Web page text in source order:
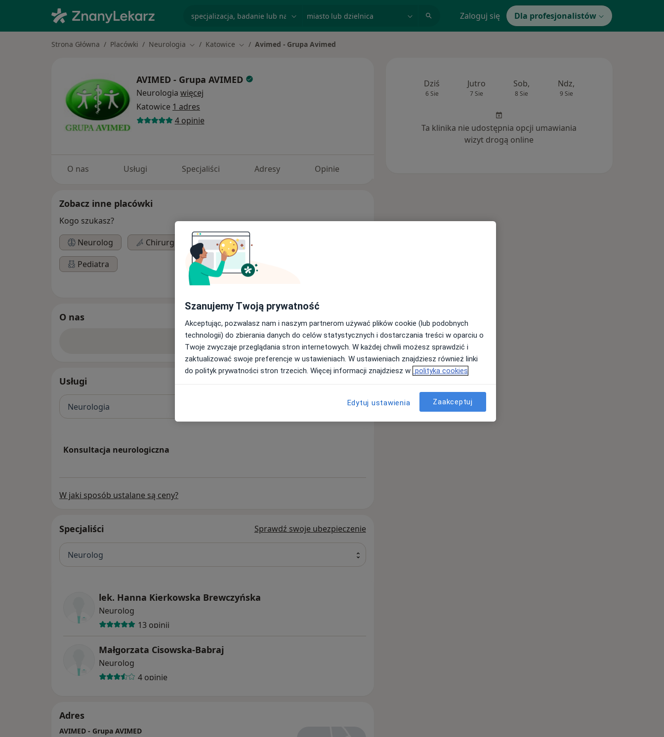
Zaloguj się Dla profesjonalistów
Strona Główna Placówki Neurologia Zmień miasto
Katowice Zmień miasto
Avimed - Grupa Avimed
AVIMED - Grupa AVIMED
Neurologia więcej
Katowice 1 adres
4 opinie
O nas Usługi Specjaliści Adresy Opinie
Zobacz inne placówki
Kogo szukasz?
Neurolog
Chirurg Okulista
Pediatra
O nas
Zobacz więcej
Usługi
Neurologia
Konsultacja neurologiczna
W jaki sposób ustalane są ceny?
Specjaliści Sprawdź swoje ubezpieczenie
Neurolog
lek. Hanna Kierkowska Brewczyńska
Neurolog
13 opinii
Małgorzata Cisowska-Babraj
Neurolog
4 opinie
Adres
AVIMED - Grupa AVIMED
Dziś
6 Sie
Jutro
7 Sie
Sob,
8 Sie
Ndz,
9 Sie
Ta klinika nie udostępnia opcji umawiania
wizyt drogą online
Szanujemy Twoją prywatność
Akceptując, pozwalasz nam i naszym partnerom używać plików cookie (lub podobnych
technologii) do zbierania danych do celów statystycznych i dostarczania treści w oparciu o
Twoje zwyczaje przeglądania stron internetowych. W każdej chwili możesz sprawdzić i
zaktualizować swoje preferencje w ustawieniach. W ustawieniach znajdziesz również linki
do polityk prywatności stron trzecich. Więcej informacji znajdziesz w polityka cookies
Edytuj ustawienia Zaakceptuj